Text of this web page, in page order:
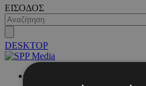
ΕΙΣΟΔΟΣ
DESKTOP